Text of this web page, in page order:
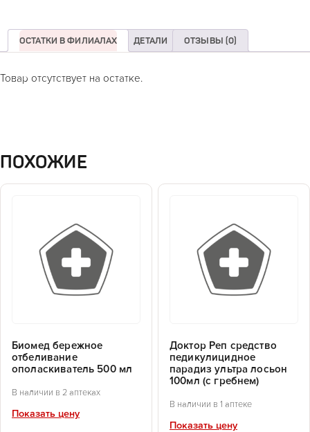
ОСТАТКИ В ФИЛИАЛАХ ДЕТАЛИ ОТЗЫВЫ (0)
Товар отсутствует на остатке.
ПОХОЖИЕ
Биомед бережное
отбеливание
ополаскиватель 500 мл
В наличии в 2 аптеках
Показать цену
Доктор Реп средство
педикулицидное
парадиз ультра лосьон
100мл (с гребнем)
В наличии в 1 аптеке
Показать цену